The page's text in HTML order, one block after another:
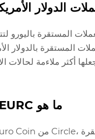
الدولار
المستقرة باليورو
المستقرة بالدولار
أكثر ملاءمة لحالات
ما هو EURC وكيف يعمل؟